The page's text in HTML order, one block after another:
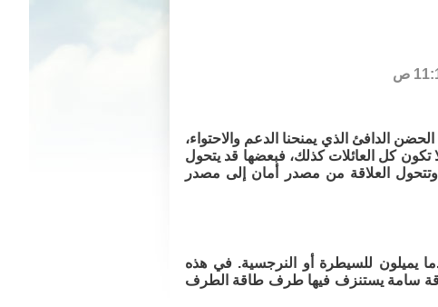
الحضن الدافئ الذي يمنحنا الدعم والاحتواء،
كل العائلات كذلك، فبعضها قد يتحول
وتتحول العلاقة من مصدر أمان إلى مصدر
يميلون للسيطرة أو النرجسية. في هذه
علاقة سامة يستنزف فيها طرف طاقة الطرف